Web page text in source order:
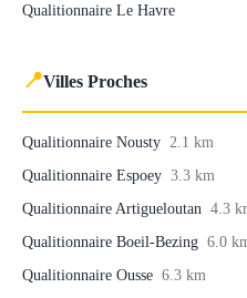
Qualitionnaire Le Havre
📍Villes Proches
Qualitionnaire Nousty 2.1 km
Qualitionnaire Espoey 3.3 km
Qualitionnaire Artigueloutan 4.3
Qualitionnaire Boeil-Bezing 6.0
Qualitionnaire Ousse 6.3 km